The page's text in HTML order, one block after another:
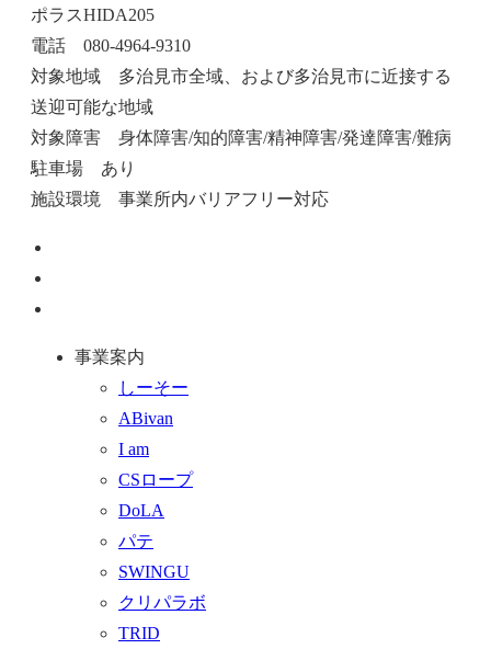
ポラスHIDA205
電話 080-4964-9310
対象地域 多治見市全域、および多治見市に近接する
送迎可能な地域
対象障害 身体障害/知的障害/精神障害/発達障害/難病
駐車場 あり
施設環境 事業所内バリアフリー対応
事業案内
しーそー
ABivan
I am
CSロープ
DoLA
パテ
SWINGU
クリパラボ
TRID